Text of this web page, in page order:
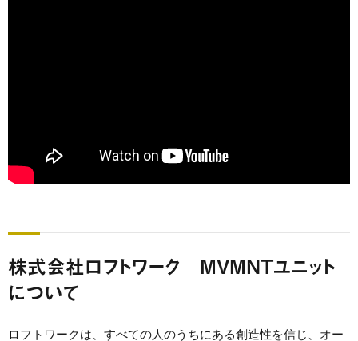
株式会社ロフトワーク MVMNTユニット
について
ロフトワークは、すべての人のうちにある創造性を信じ、オー